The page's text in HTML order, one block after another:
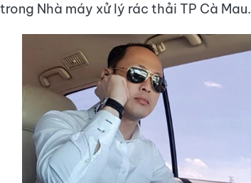
Nhà máy xử lý rác thải TP Cà Mau.